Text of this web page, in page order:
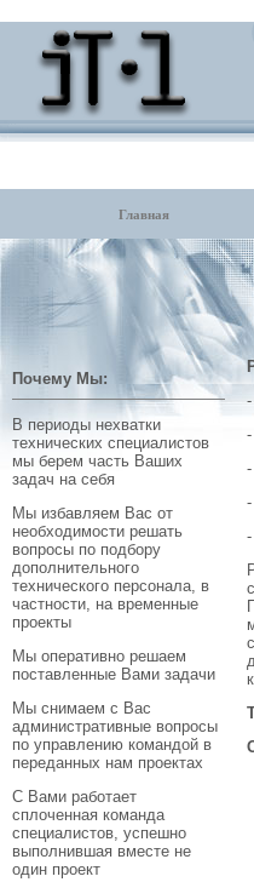
Главная
Почему Мы:
В периоды нехватки
технических специалистов
мы берем часть Ваших
задач на себя
Мы избавляем Вас от
необходимости решать
вопросы по подбору
дополнительного
технического персонала, в
частности, на временные
проекты
Мы оперативно решаем
поставленные Вами задачи
Мы снимаем с Вас
административные вопросы
по управлению командой в
переданных нам проектах
С Вами работает
сплоченная команда
специалистов, успешно
выполнившая вместе не
один проект